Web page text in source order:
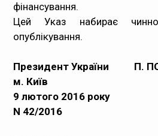
фінансування.
Цей Указ набирає
опублікування.
Президент України
П.
м. Київ
9 лютого 2016 року
N 42/2016